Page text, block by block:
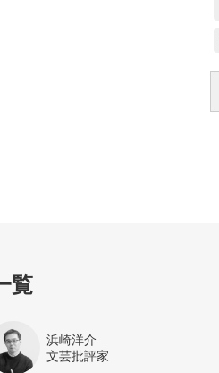
覧
浜崎洋介
文芸批評家